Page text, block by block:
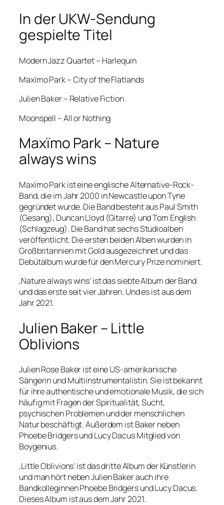
In der UKW-Sendung
gespielte Titel
Modern Jazz Quartet – Harlequin
Maxïmo Park – City of the Flatlands
Julien Baker – Relative Fiction
Moonspell – All or Nothing
Maxïmo Park – Nature
always wins
Maxïmo Park ist eine englische Alternative-Rock-
Band, die im Jahr 2000 in Newcastle upon Tyne
gegründet wurde. Die Band besteht aus Paul Smith
(Gesang), Duncan Lloyd (Gitarre) und Tom English
(Schlagzeug). Die Band hat sechs Studioalben
veröffentlicht. Die ersten beiden Alben wurden in
Großbritannien mit Gold ausgezeichnet und das
Debütalbum wurde für den Mercury Prize nominiert.
‚Nature always wins‘ ist das siebte Album der Band
und das erste seit vier Jahren. Und es ist aus dem
Jahr 2021.
Julien Baker – Little
Oblivions
Julien Rose Baker ist eine US-amerikanische
Sängerin und Multiinstrumentalistin. Sie ist bekannt
für ihre authentische und emotionale Musik, die sich
häufig mit Fragen der Spiritualität, Sucht,
psychischen Problemen und der menschlichen
Natur beschäftigt. Außerdem ist Baker neben
Phoebe Bridgers und Lucy Dacus Mitglied von
Boygenius.
‚Little Oblivions‘ ist das dritte Album der Künstlerin
und man hört neben Julien Baker auch ihre
Bandkolleginnen Phoebe Bridgers und Lucy Dacus.
Dieses Album ist aus dem Jahr 2021.